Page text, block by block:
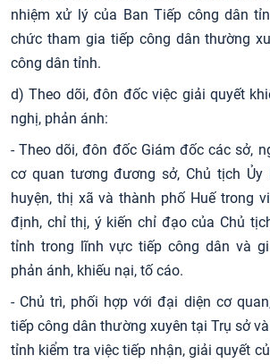
nhiệm xử lý của Ban Tiếp công dân
chức tham gia tiếp công dân thường
công dân tỉnh.
d) Theo dõi, đôn đốc việc giải quyết
nghị, phản ánh:
- Theo dõi, đôn đốc Giám đốc các sở,
cơ quan tương đương sở, Chủ tịch Ủy
huyện, thị xã và thành phố Huế trong
định, chỉ thị, ý kiến chỉ đạo của Chủ
tỉnh trong lĩnh vực tiếp công dân và
phản ánh, khiếu nại, tố cáo.
- Chủ trì, phối hợp với đại diện cơ
tiếp công dân thường xuyên tại Trụ sở
tỉnh kiểm tra việc tiếp nhận, giải quyết